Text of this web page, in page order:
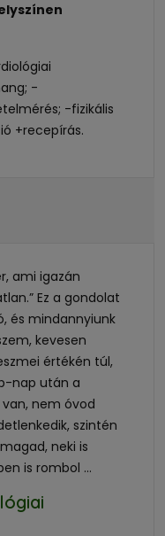
-
-fizikális
+recepírás.
ami igazán
Ez a gondolat
és mindannyiunk
kevesen
értékén túl,
nap után a
van, nem óvod
szintén
neki is
is rombol …